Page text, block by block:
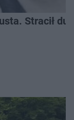
Stracił